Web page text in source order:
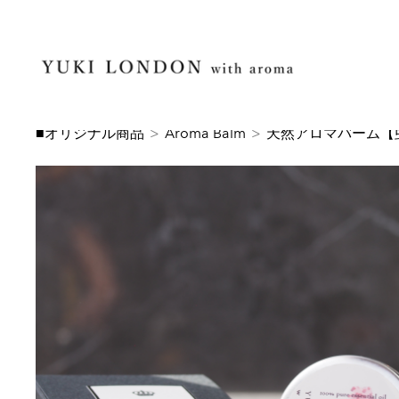
■オリジナル商品 > Aroma Balm > 天然アロマバーム